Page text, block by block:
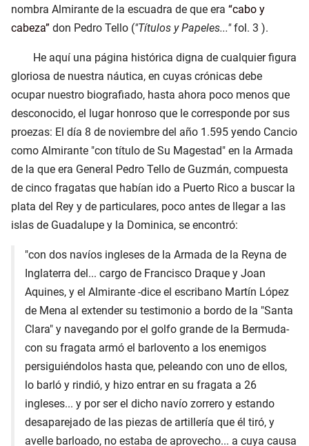
nombra Almirante de la escuadra de que era cabo y
cabeza don Pedro Tello ("Títulos y Papeles..."fol. 3 ).
He aquí una página histórica digna de cualquier figura
gloriosa de nuestra náutica, en cuyas crónicas debe
ocupar nuestro biografiado, hasta ahora poco menos que
desconocido, el lugar honroso que le corresponde por sus
proezas: El día 8 de noviembre del año 1.595 yendo Cancio
como Almirante "con título de Su Magestad" en la Armada
de la que era General Pedro Tello de Guzmán, compuesta
de cinco fragatas que habían ido a Puerto Rico a buscar la
plata del Rey y de particulares, poco antes de llegar a las
islas de Guadalupe y la Dominica, se encontró:
"con dos navíos ingleses de la Armada de la Reyna de
Inglaterra del... cargo de Francisco Draque y Joan
Aquines, y el Almirante -dice el escribano Martín López
de Mena al extender su testimonio a bordo de la "Santa
Clara" y navegando por el golfo grande de la Bermuda-
con su fragata armó el barlovento a los enemigos
persiguiéndolos hasta que, peleando con uno de ellos,
lo barló y rindió, y hizo entrar en su fragata a 26
ingleses... y por ser el dicho navío zorrero y estando
desaparejado de las piezas de artillería que él tiró, y
avelle barloado, no estaba de aprovecho... a cuya causa